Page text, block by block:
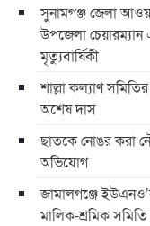
সুনামগঞ্জ জেলা
উপজেলা
মৃত্যুবার্ষিকী
শাল্লা কল্যাণ
অশেষ দাস
ছাতকে নোঙর করা
অভিযোগ
জামালগঞ্জে
মালিক-শ্রমিক সমিতি